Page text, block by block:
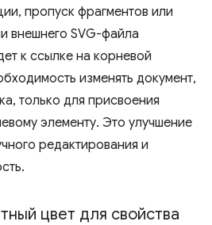
пропуск фрагментов или
внешнего SVG-файла
к ссылке на корневой
изменять документ,
только для присвоения
элементу. Это улучшение
редактирования и
цвет для свойства